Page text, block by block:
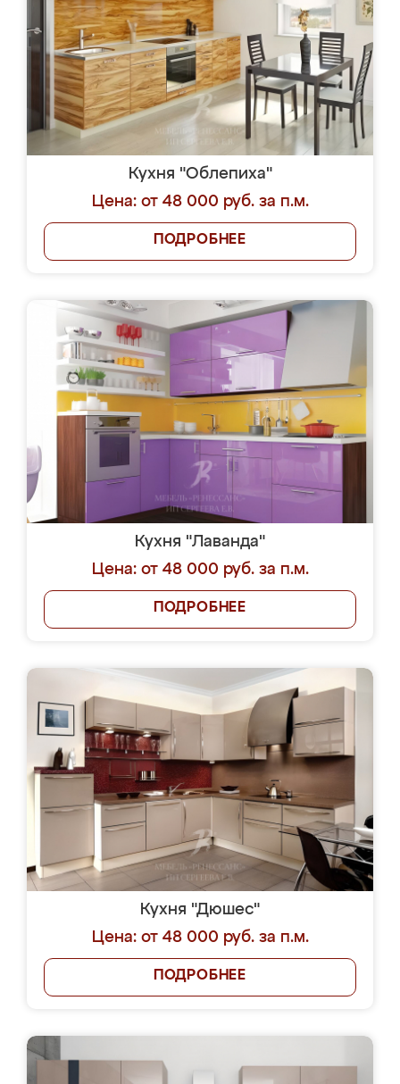
Кухня "Облепиха"
Цена: от 48 000 руб. за п.м.
ПОДРОБНЕЕ
Кухня "Лаванда"
Цена: от 48 000 руб. за п.м.
ПОДРОБНЕЕ
Кухня "Дюшес"
Цена: от 48 000 руб. за п.м.
ПОДРОБНЕЕ